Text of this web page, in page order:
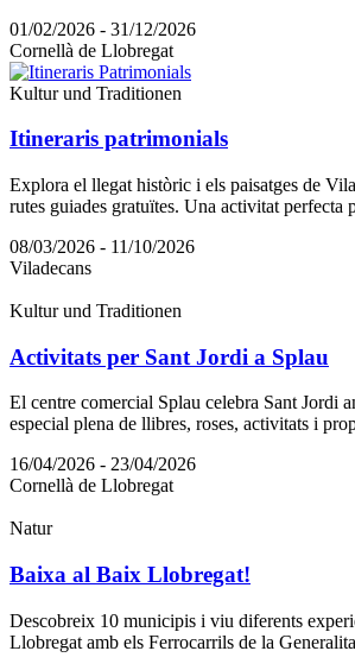
01/02/2026 - 31/12/2026
Cornellà de Llobregat
Kultur und Traditionen
Itineraris patrimonials
Explora el llegat històric i els paisatges de
rutes guiades gratuïtes. Una activitat perfecta
08/03/2026 - 11/10/2026
Viladecans
Kultur und Traditionen
Activitats per Sant Jordi a Splau
El centre comercial Splau celebra Sant Jordi
especial plena de llibres, roses, activitats i
16/04/2026 - 23/04/2026
Cornellà de Llobregat
Natur
Baixa al Baix Llobregat!
Descobreix 10 municipis i viu diferents
Llobregat amb els Ferrocarrils de la